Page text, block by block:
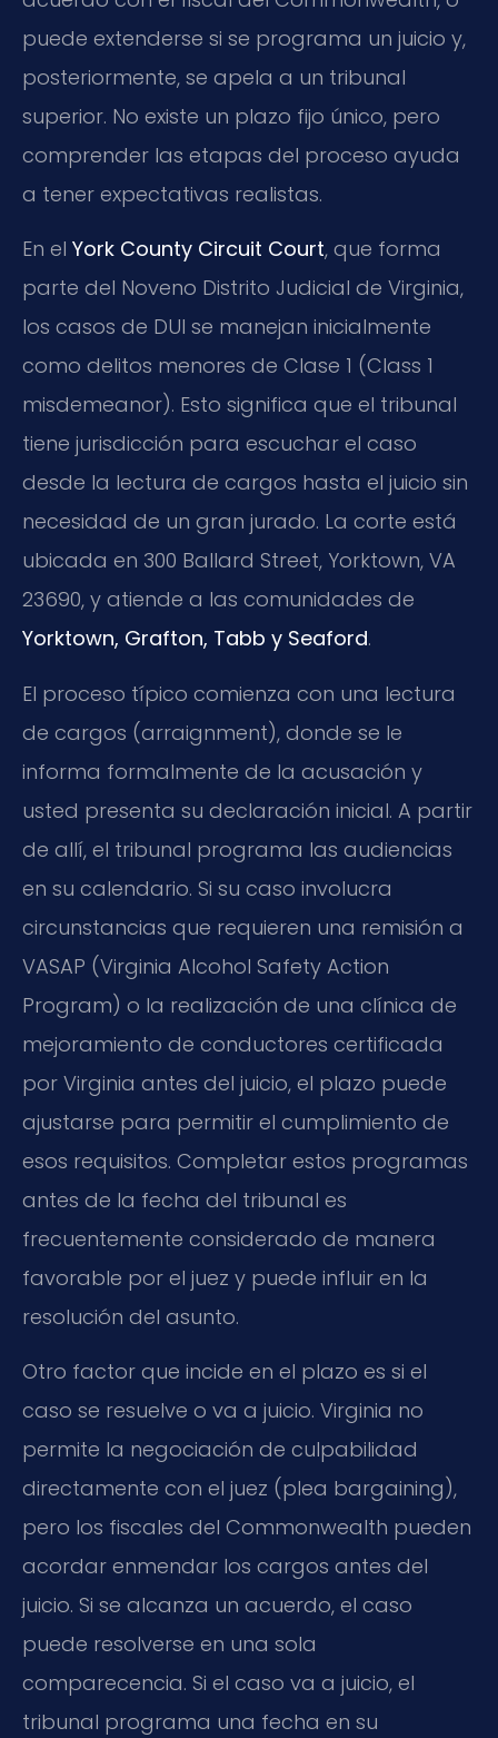
puede extenderse si se programa un juicio y,
posteriormente, se apela a un tribunal
superior. No existe un plazo fijo único, pero
comprender las etapas del proceso ayuda
a tener expectativas realistas.
En el York County Circuit Court, que forma
parte del Noveno Distrito Judicial de Virginia,
los casos de DUI se manejan inicialmente
como delitos menores de Clase 1 (Class 1
misdemeanor). Esto significa que el tribunal
tiene jurisdicción para escuchar el caso
desde la lectura de cargos hasta el juicio sin
necesidad de un gran jurado. La corte está
ubicada en 300 Ballard Street, Yorktown, VA
23690, y atiende a las comunidades de
Yorktown, Grafton, Tabb y Seaford.
El proceso típico comienza con una lectura
de cargos (arraignment), donde se le
informa formalmente de la acusación y
usted presenta su declaración inicial. A partir
de allí, el tribunal programa las audiencias
en su calendario. Si su caso involucra
circunstancias que requieren una remisión a
VASAP (Virginia Alcohol Safety Action
Program) o la realización de una clínica de
mejoramiento de conductores certificada
por Virginia antes del juicio, el plazo puede
ajustarse para permitir el cumplimiento de
esos requisitos. Completar estos programas
antes de la fecha del tribunal es
frecuentemente considerado de manera
favorable por el juez y puede influir en la
resolución del asunto.
Otro factor que incide en el plazo es si el
caso se resuelve o va a juicio. Virginia no
permite la negociación de culpabilidad
directamente con el juez (plea bargaining),
pero los fiscales del Commonwealth pueden
acordar enmendar los cargos antes del
juicio. Si se alcanza un acuerdo, el caso
puede resolverse en una sola
comparecencia. Si el caso va a juicio, el
tribunal programa una fecha en su